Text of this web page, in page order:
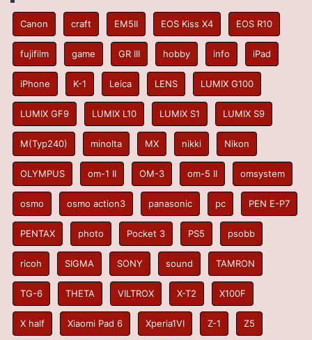
Canon craft EM5II EOS Kiss X4 EOS R10
fujifilm game GR III hobby info iPad
iPhone K-1 Leica LENS LUMIX G100
LUMIX GF9 LUMIX L10 LUMIX S1 LUMIX S9
M(Typ240) minolta MX nikki Nikon
OLYMPUS om-1 II OM-3 om-5 II omsystem
osmo osmo action3 panasonic pc PEN E-P7
PENTAX photo Pocket 3 PS5 psobb
ricoh SIGMA SONY sound TAMRON
TG-6 THETA VILTROX X-T2 X100F
X half Xiaomi Pad 6 Xperia1VI Z-1 Z5